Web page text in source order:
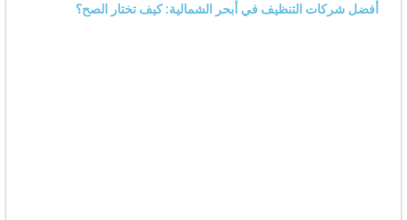
أفضل شركات التنظيف في أبحر الشمالية: كيف تختار الصح؟